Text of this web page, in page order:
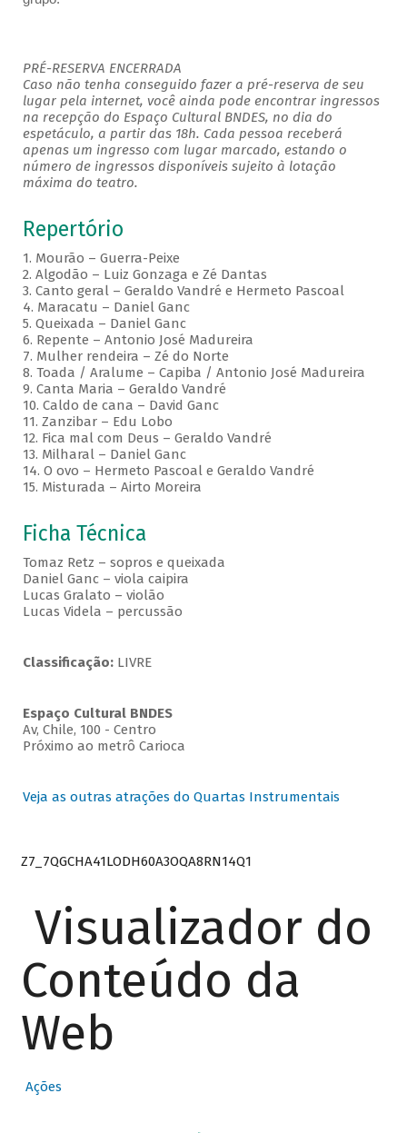
PRÉ-RESERVA ENCERRADA
Caso não tenha conseguido fazer a pré-reserva de seu
lugar pela internet, você ainda pode encontrar ingressos
na recepção do Espaço Cultural BNDES, no dia do
espetáculo, a partir das 18h. Cada pessoa receberá
apenas um ingresso com lugar marcado, estando o
número de ingressos disponíveis sujeito à lotação
máxima do teatro.
Repertório
1. Mourão – Guerra-Peixe
2. Algodão – Luiz Gonzaga e Zé Dantas
3. Canto geral – Geraldo Vandré e Hermeto Pascoal
4. Maracatu – Daniel Ganc
5. Queixada – Daniel Ganc
6. Repente – Antonio José Madureira
7. Mulher rendeira – Zé do Norte
8. Toada / Aralume – Capiba / Antonio José Madureira
9. Canta Maria – Geraldo Vandré
10. Caldo de cana – David Ganc
11. Zanzibar – Edu Lobo
12. Fica mal com Deus – Geraldo Vandré
13. Milharal – Daniel Ganc
14. O ovo – Hermeto Pascoal e Geraldo Vandré
15. Misturada – Airto Moreira
Ficha Técnica
Tomaz Retz – sopros e queixada
Daniel Ganc – viola caipira
Lucas Gralato – violão
Lucas Videla – percussão
Classificação: LIVRE
Espaço Cultural BNDES
Av, Chile, 100 - Centro
Próximo ao metrô Carioca
Veja as outras atrações do Quartas Instrumentais
Z7_7QGCHA41LODH60A3OQA8RN14Q1
Visualizador do
Conteúdo da
Web
Ações